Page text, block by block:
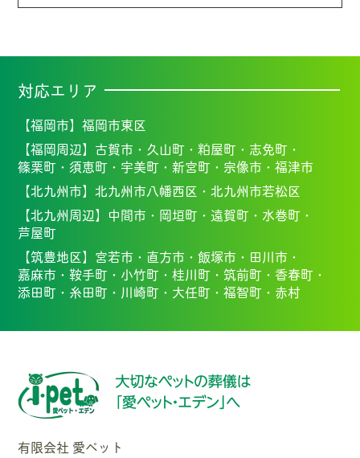
対応エリア
【福岡市】福岡市東区
【福岡周辺】 古賀市・ 久山町・粕屋町・ 志免町・
篠栗町・ 須恵町・ 宇美町・新宮町・ 宗像市・福津市
【北九州市】北九州市八幡西区・北九州市若松区
【北九州周辺】 中間市・ 岡垣町・遠賀町・ 水巻町・
芦屋町
【筑豊地区】 宮若市・ 直方市・飯塚市・ 田川市・
嘉麻市・鞍手町・ 小竹町・桂川町・ 筑前町・香春町・
添田町・ 糸田町・ 川崎町・ 大任町・福智町・ 赤村
有限会社 愛ペット